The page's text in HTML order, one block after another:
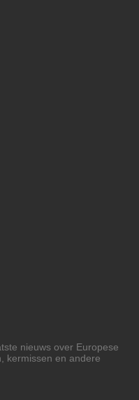
nieuws over Europese
kermissen en andere